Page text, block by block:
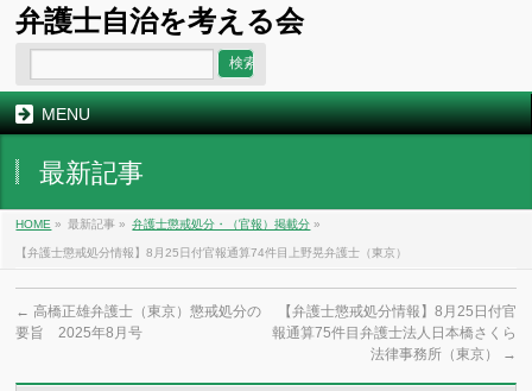
弁護士自治を考える会
MENU
最新記事
HOME » 最新記事 » 弁護士懲戒処分・（官報）掲載分 »
【弁護士懲戒処分情報】8月25日付官報通算74件目上野晃弁護士（東京）
← 高橋正雄弁護士（東京）懲戒処分の
要旨 2025年8月号
【弁護士懲戒処分情報】8月25日付官
報通算75件目弁護士法人日本橋さくら
法律事務所（東京）
→